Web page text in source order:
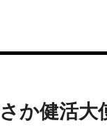
か健活大